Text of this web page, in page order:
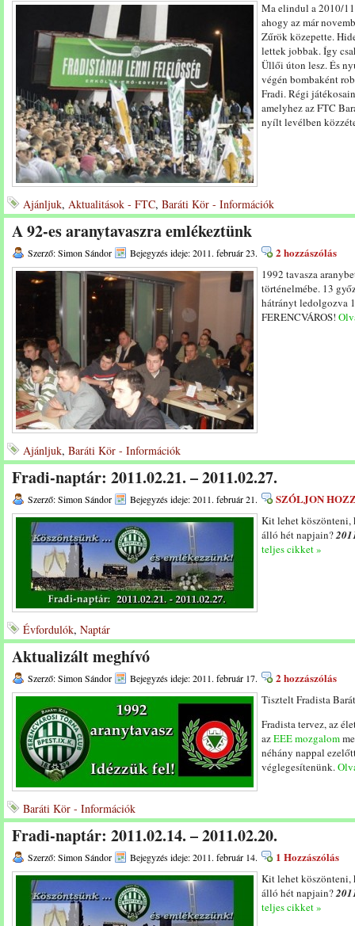
Ma elindul a 2010/
ahogy az már
Zűrök közepette.
lettek jobbak. Így
Üllői úton lesz. És
végén bombaként
Fradi. Régi
amelyhez az FTC
nyílt levélben
Ajánljuk, Aktualitások - FTC, Baráti Kör - Információk
A 92-es aranytavaszra emlékeztünk
Szerző: Simon Sándor Bejegyzés ideje: 2011. február 23. 2 hozzászólás
1992 tavasza
történelmébe. 13
hátrányt ledolgozva
FERENCVÁROS!
Ajánljuk, Baráti Kör - Információk
Fradi-naptár: 2011.02.21. – 2011.02.27.
Szerző: Simon Sándor Bejegyzés ideje: 2011. február 21. SZÓLJON
Kit lehet köszönteni,
álló hét napjain?
teljes cikket »
Évfordulók, Naptár
Aktualizált meghívó
Szerző: Simon Sándor Bejegyzés ideje: 2011. február 17. 2 hozzászólás
Tisztelt Fradista
Fradista tervez, az
azEEE mozgalom
néhány nappal
véglegesítenünk.
Baráti Kör - Információk
Fradi-naptár: 2011.02.14. – 2011.02.20.
Szerző: Simon Sándor Bejegyzés ideje: 2011. február 14. 1 Hozzászólás
Kit lehet köszönteni,
álló hét napjain?
teljes cikket »